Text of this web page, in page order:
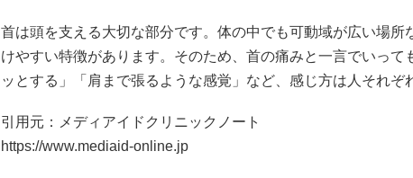
首は頭を支える大切な部分です。体の中でも可動域が広い場所
けやすい特徴があります。そのため、首の痛みと一言でいって
ッとする」「肩まで張るような感覚」など、感じ方は人それぞ
引用元：メディアイドクリニックノート
https://www.mediaid-online.jp